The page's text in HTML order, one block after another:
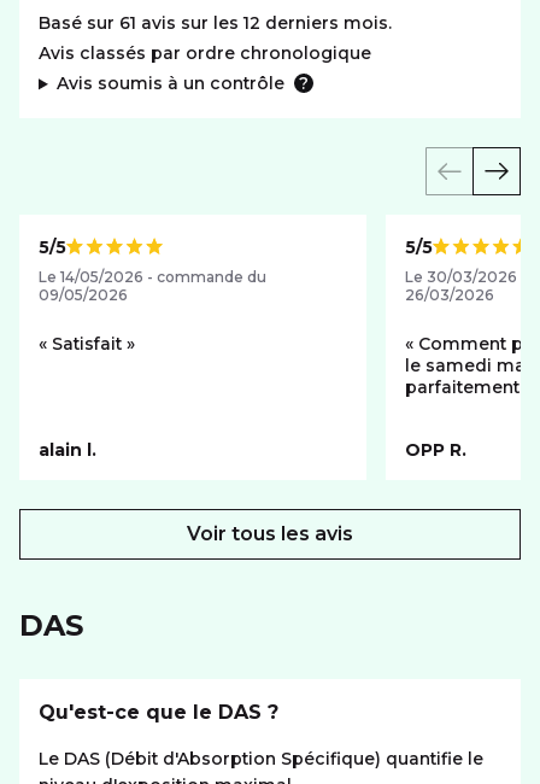
Basé sur 61 avis sur les 12 derniers mois.
Avis classés par ordre chronologique
Avis soumis à un contrôle
Note de
5/5
Le 14/05/2026 - commande du
09/05/2026
Satisfait
alain l.
Note de
5/5
Le 30/03/2026 -
26/03/2026
Comment
le samedi
parfaitement
OPP R.
Voir tous les avis
DAS
Qu'est-ce que le DAS ?
Le DAS (Débit d'Absorption Spécifique) quantifie le